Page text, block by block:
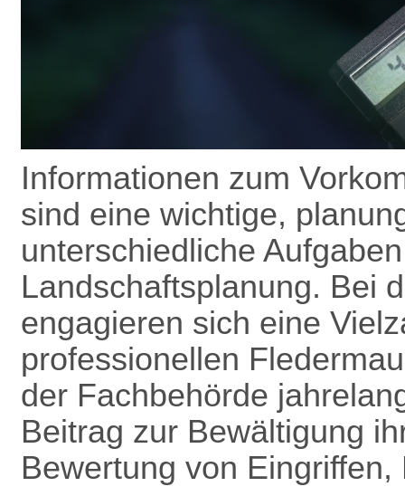
Informationen zum
sind eine wichtige,
unterschiedliche
Landschafts­planung. Bei
engagieren sich eine
professionellen
der Fachbehörde
Beitrag zur Bewältigung
Bewertung von